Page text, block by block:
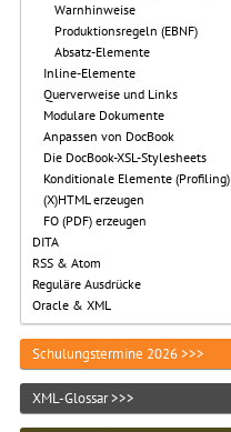
Warnhinweise
Produktionsregeln (EBNF)
Absatz-Elemente
Inline-Elemente
Querverweise und Links
Modulare Dokumente
Anpassen von DocBook
Die DocBook-XSL-Stylesheets
Konditionale Elemente (Profiling)
(X)HTML erzeugen
FO (PDF) erzeugen
DITA
RSS & Atom
Reguläre Ausdrücke
Oracle & XML
Schulungstermine 2026 >>>
XML-Glossar >>>